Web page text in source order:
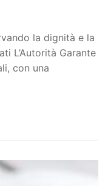
la dignità e la
L’Autorità Garante
con una